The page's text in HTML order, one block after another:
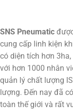
SNS Pneumatic
cung cấp linh kiện
có diện tích hơn
với hơn 1000 nhân
quản lý chất lượng
lượng. Đến nay đã
toàn thế giới và rất